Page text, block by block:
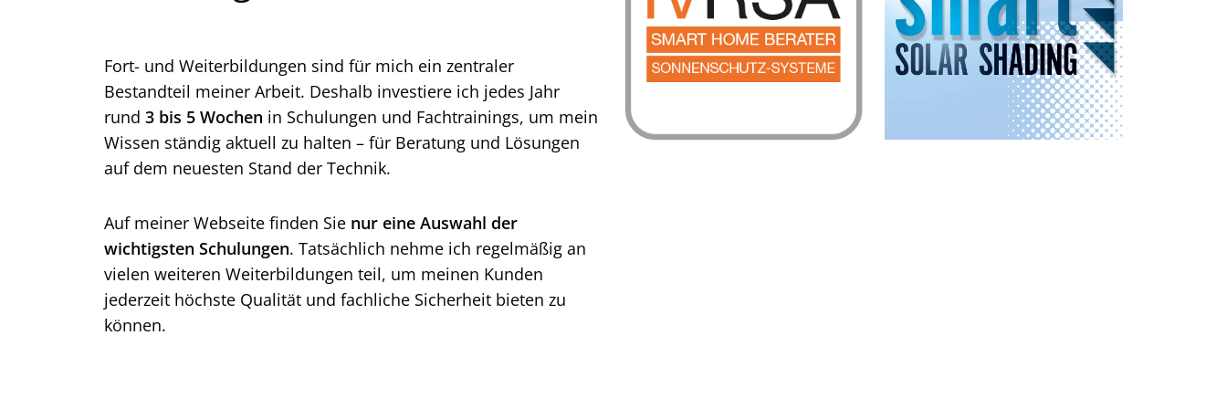
l
Fort- und Weiterbildungen sind für mich ein zentraler
Bestandteil meiner Arbeit. Deshalb investiere ich jedes Jahr
rund 3 bis 5 Wochen in Schulungen und Fachtrainings, um mein
Wissen ständig aktuell zu halten – für Beratung und Lösungen
auf dem neuesten Stand der Technik.
Auf meiner Webseite finden Sie nur eine Auswahl der
wichtigsten Schulungen. Tatsächlich nehme ich regelmäßig an
vielen weiteren Weiterbildungen teil, um meinen Kunden
jederzeit höchste Qualität und fachliche Sicherheit bieten zu
können.